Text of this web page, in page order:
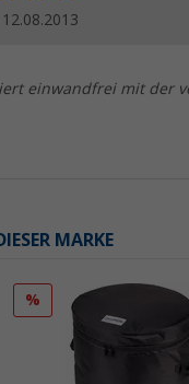
12.08.2013
einwandfrei mit der
MARKE
%